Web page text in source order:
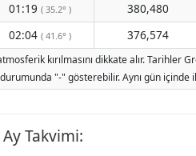
01:19 ( 35.2° ) 380,480
02:04 ( 41.6° ) 376,574
kırılmasını dikkate alır.
"-" gösterebilir. Aynı gün
Takvimi: